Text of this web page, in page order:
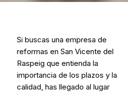
Si buscas una empresa de
reformas en San Vicente del
Raspeig que entienda la
importancia de los plazos y la
calidad, has llegado al lugar